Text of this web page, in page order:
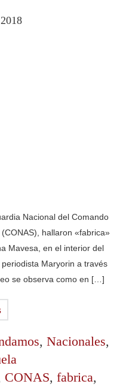
2018
Nacional del Comando
hallaron «fabrica»
Mavesa, en el interior del
Maryorin a través
se observa como en […]
, Nacionales,
CONAS, fabrica,